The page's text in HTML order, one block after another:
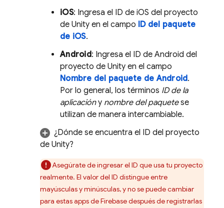
iOS: Ingresa el ID de iOS del proyecto
de Unity en el campo ID del paquete
de iOS.
Android: Ingresa el ID de Android del
proyecto de Unity en el campo
Nombre del paquete de Android.
Por lo general, los términos ID de la
aplicacióny nombre del paquetese
utilizan de manera intercambiable.
¿Dónde se encuentra el ID del proyecto
de Unity?
Asegúrate de ingresar el ID que usa tu proyecto
realmente. El valor del ID distingue entre
mayúsculas y minúsculas, y no se puede cambiar
para estas apps de Firebase después de registrarlas